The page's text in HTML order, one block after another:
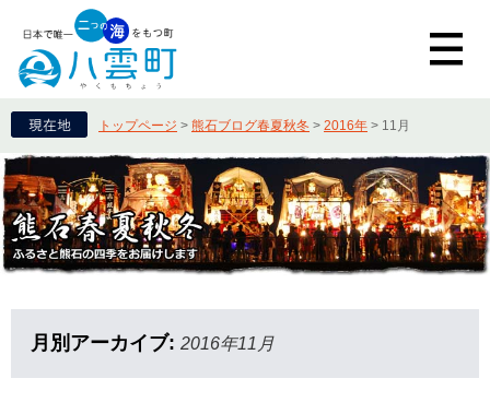
トップページ > 熊石ブログ春夏秋冬 > 2016年 > 11月
月別アーカイブ: 2016年11月